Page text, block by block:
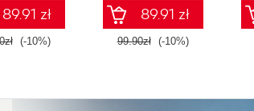
89.91 zł
(-10%)
89.91 zł
99.90zł (-10%)